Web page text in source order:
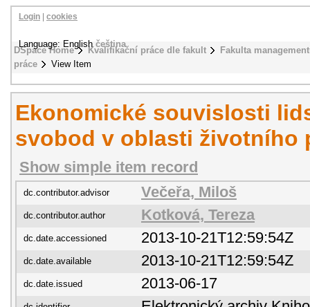
DSpace Home Kvalifikační práce dle fakult
Fakulta
práce
View Item
Login cookies
Language: Englishčeština
Ekonomické souvislosti
svobod v oblasti životního
Show simple item record
dc.contributor.advisor Večeřa, Miloš
dc.contributor.author Kotková, Tereza
dc.date.accessioned 2013-10-21T12:59:54Z
dc.date.available 2013-10-21T12:59:54Z
dc.date.issued 2013-06-17